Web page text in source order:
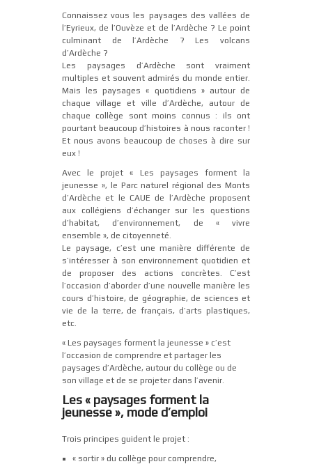
Connaissez vous les paysages des vallées de
l’Eyrieux, de l’Ouvèze et de l’Ardèche ? Le point
culminant de l’Ardèche ? Les volcans
d’Ardèche ?
Les paysages d’Ardèche sont vraiment
multiples et souvent admirés du monde entier.
Mais les paysages « quotidiens » autour de
chaque village et ville d’Ardèche, autour de
chaque collège sont moins connus : ils ont
pourtant beaucoup d’histoires à nous raconter !
Et nous avons beaucoup de choses à dire sur
eux !
Avec le projet « Les paysages forment la
jeunesse », le Parc naturel régional des Monts
d’Ardèche et le CAUE de l’Ardèche proposent
aux collégiens d’échanger sur les questions
d’habitat, d’environnement, de « vivre
ensemble », de citoyenneté.
Le paysage, c’est une manière différente de
s’intéresser à son environnement quotidien et
de proposer des actions concrètes. C’est
l’occasion d’aborder d’une nouvelle manière les
cours d’histoire, de géographie, de sciences et
vie de la terre, de français, d’arts plastiques,
etc.
« Les paysages forment la jeunesse » c’est
l’occasion de comprendre et partager les
paysages d’Ardèche, autour du collège ou de
son village et de se projeter dans l’avenir.
Les « paysages forment la
jeunesse », mode d’emploi
Trois principes guident le projet :
« sortir » du collège pour comprendre,